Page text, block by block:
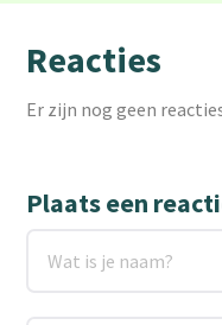
Reacties
Er zijn nog geen
Plaats een